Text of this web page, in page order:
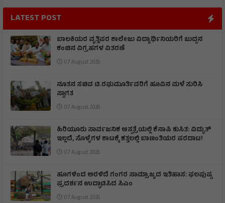
LATEST POST
ಬಾಲಕಿಯರ ವೃತ್ತಿಪರ ಕಾಲೇಜು ವಿದ್ಯಾರ್ಥಿನಿಯರಿಗೆ ಬುದ್ದನ
ಕಂಚಿನ ವಿಗ್ರಹಗಳ ವಿತರಣೆ
07 August 2026
ನೂತನ ಸಚಿವ ಟಿ.ರಘುಮೂರ್ತಿವರಿಗೆ ಹೂವಿನ ಮಳೆ ಸುರಿಸಿ
ಸ್ವಾಗತ
07 August 2026
ಹಿರಿಯೂರು ಸಾರ್ವಜನಿಕ ಆಸ್ಪತ್ರೆಯಲ್ಲಿ ಕೆನಾಪಿ ಕುಸಿತ: ವಿದ್ಯುತ್‌
ಇಲ್ಲದೆ, ಸೊಳ್ಳೆಗಳ ಕಾಟಕ್ಕೆ ಕತ್ತಲಲ್ಲಿ ಬಾಣಂತಿಯರ ಪರದಾಟ!
07 August 2026
ಹೂಗಳಿಂದ ಅರಳಿದೆ ಗಂಗರ ಸಾಮ್ರಾಜ್ಯದ ಇತಿಹಾಸ: ಫಲಪುಷ್ಪ
ಪ್ರದರ್ಶನ ಉದ್ಘಾಟಿಸಿದ ಸಿಎಂ
07 August 2026